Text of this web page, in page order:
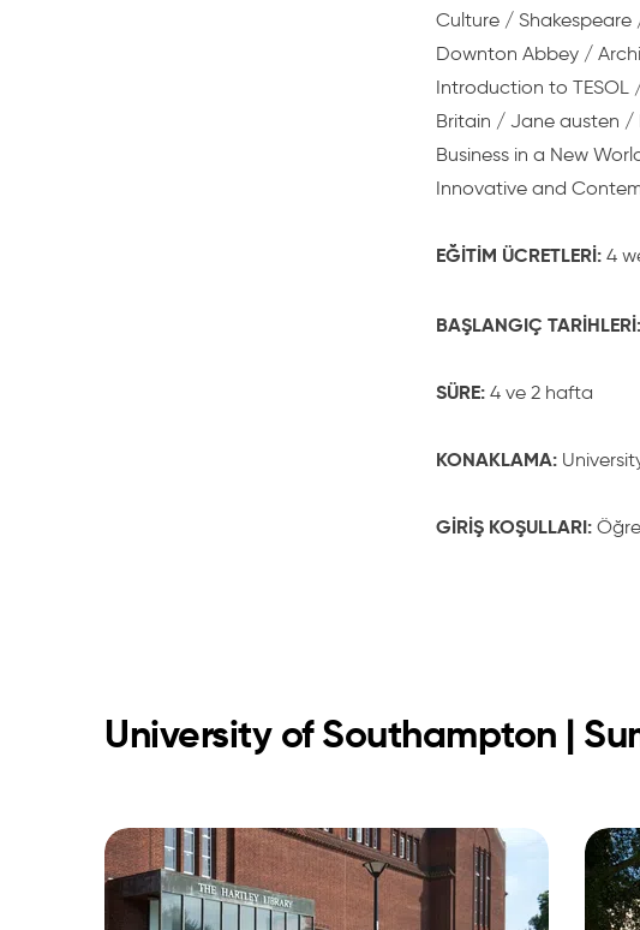
Culture / Shakespeare
Downton Abbey /
Introduction to
Britain / Jane austen /
Business in a New
Innovative and
EĞİTİM ÜCRETLERİ: 4
BAŞLANGIÇ TARİHLERİ:
SÜRE: 4 ve 2 hafta
KONAKLAMA:
GİRİŞ KOŞULLARI:
University of Southampton |